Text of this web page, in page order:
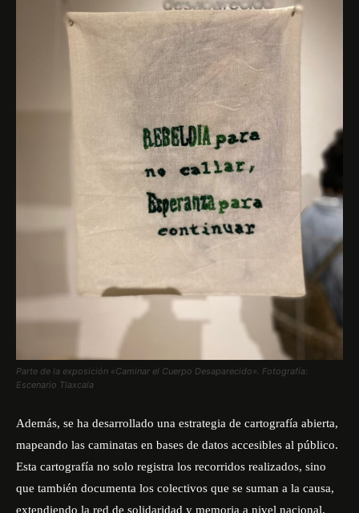
Parte de la exposición «Caminar el Cuerpo Desaparecido». Fotografía:
Escenario Tlaxcala
Además, se ha desarrollado una estrategia de cartografía abierta,
mapeando las caminatas en bases de datos accesibles al público.
Esta cartografía no solo registra los recorridos realizados, sino
que también documenta los colectivos que se suman a la causa,
extendiendo la red de solidaridad y memoria a nivel nacional.